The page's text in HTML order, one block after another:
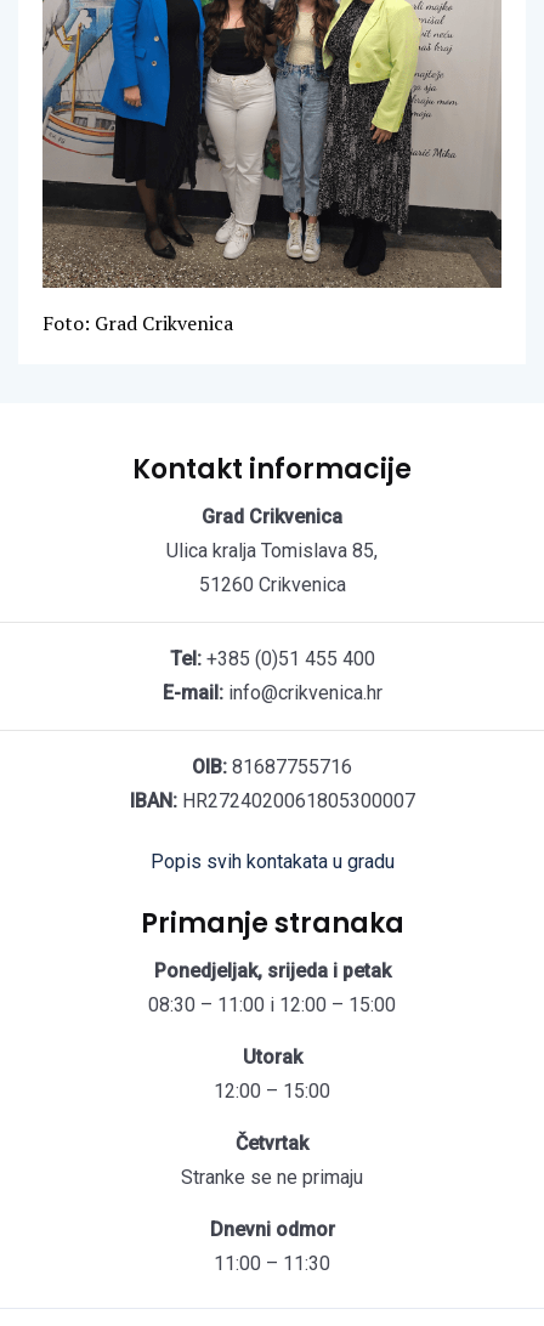
Foto: Grad Crikvenica
Kontakt informacije
Grad Crikvenica
Ulica kralja Tomislava 85,
51260 Crikvenica
Tel:+385 (0)51 455 400
E-mail:info@crikvenica.hr
OIB: 81687755716
IBAN:HR2724020061805300007
Popis svih kontakata u gradu
Primanje stranaka
Ponedjeljak, srijeda i petak
08:30 – 11:00 i 12:00 – 15:00
Utorak
12:00 – 15:00
Četvrtak
Stranke se ne primaju
Dnevni odmor
11:00 – 11:30